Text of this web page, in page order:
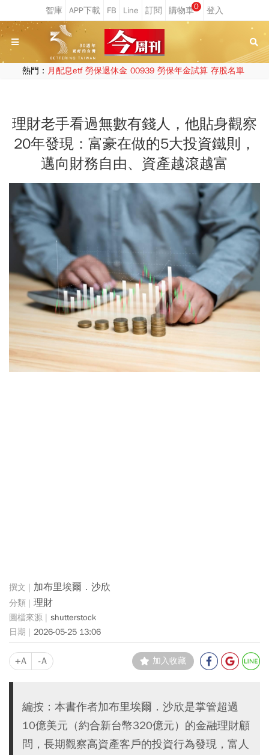
0
熱門： 月配息etf 勞保退休金 00939 勞保年金試算 存股名單
理財老手看過無數有錢人，他貼身觀察
20年發現：富豪在做的5大投資鐵則，
邁向財務自由、資產越滾越富
加布里埃爾．沙欣
理財
shutterstock
2026-05-25 13:06
+A -A 加入收藏
編按：本書作者加布里埃爾．沙欣是掌管超過
10億美元（約合新台幣320億元）的金融理財顧
問，長期觀察高資產客戶的投資行為發現，富人